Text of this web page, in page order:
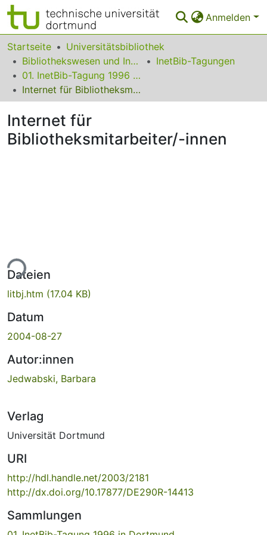
Anmelden
Bereiche & Sammlungen
Das gesamte Repositorium
Statistiken
FAQ
Leitlinien
Startseite
Universitätsbibliothek
Bibliothekswesen und Information
InetBib-Tagungen
01. InetBib-Tagung 1996 in Dortmund
Internet für Bibliotheksmitarbeiter/-innen
Internet für
Bibliotheksmitarbeiter/-innen
Dateien
litbj.htm (17.04 KB)
Datum
2004-08-27
Autor:innen
Jedwabski, Barbara
Verlag
Universität Dortmund
URI
http://hdl.handle.net/2003/2181
http://dx.doi.org/10.17877/DE290R-14413
Sammlungen